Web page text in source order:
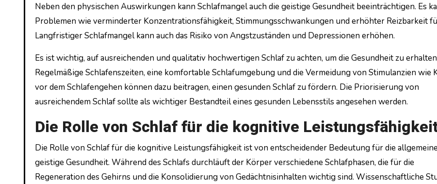
Neben den physischen Auswirkungen kann Schlafmangel auch die geistige Gesundheit beeinträchtigen. Es
Problemen wie verminderter Konzentrationsfähigkeit, Stimmungsschwankungen und erhöhter Reizbarkeit
Langfristiger Schlafmangel kann auch das Risiko von Angstzuständen und Depressionen erhöhen.
Es ist wichtig, auf ausreichenden und qualitativ hochwertigen Schlaf zu achten, um die Gesundheit zu
Regelmäßige Schlafenszeiten, eine komfortable Schlafumgebung und die Vermeidung von Stimulanzien wie
vor dem Schlafengehen können dazu beitragen, einen gesunden Schlaf zu fördern. Die Priorisierung von
ausreichendem Schlaf sollte als wichtiger Bestandteil eines gesunden Lebensstils angesehen werden.
Die Rolle von Schlaf für die kognitive
Die Rolle von Schlaf für die kognitive Leistungsfähigkeit ist von entscheidender Bedeutung für die
geistige Gesundheit. Während des Schlafs durchläuft der Körper verschiedene Schlafphasen, die für die
Regeneration des Gehirns und die Konsolidierung von Gedächtnisinhalten wichtig sind. Wissenschaftliche